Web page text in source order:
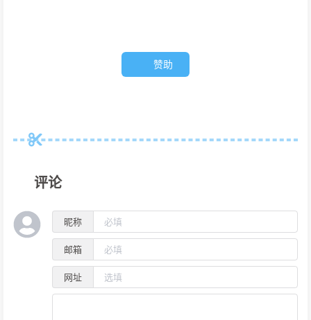
赞助
评论
昵称
邮箱
网址